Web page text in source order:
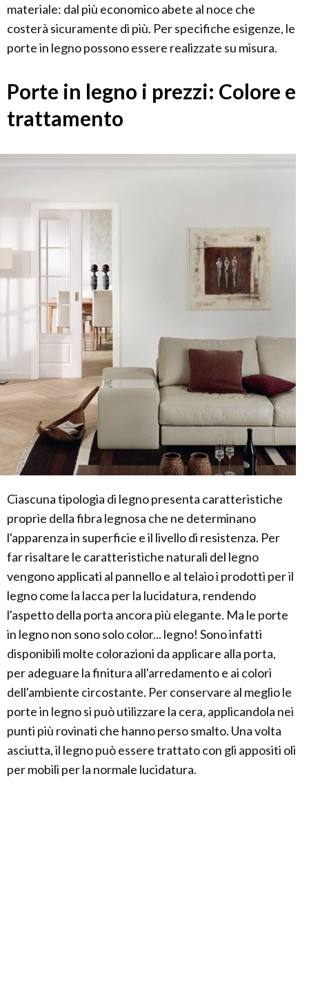
materiale: dal più economico abete al noce che
costerà sicuramente di più. Per specifiche esigenze, le
porte in legno possono essere realizzate su misura.
Porte in legno i prezzi: Colore e
trattamento
Ciascuna tipologia di legno presenta caratteristiche
proprie della fibra legnosa che ne determinano
l'apparenza in superficie e il livello di resistenza. Per
far risaltare le caratteristiche naturali del legno
vengono applicati al pannello e al telaio i prodotti per il
legno come la lacca per la lucidatura, rendendo
l'aspetto della porta ancora più elegante. Ma le porte
in legno non sono solo color... legno! Sono infatti
disponibili molte colorazioni da applicare alla porta,
per adeguare la finitura all'arredamento e ai colori
dell'ambiente circostante. Per conservare al meglio le
porte in legno si può utilizzare la cera, applicandola nei
punti più rovinati che hanno perso smalto. Una volta
asciutta, il legno può essere trattato con gli appositi oli
per mobili per la normale lucidatura.